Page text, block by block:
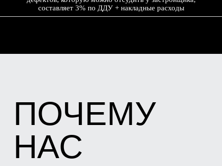
составляет 3% по ДДУ + накладные расходы